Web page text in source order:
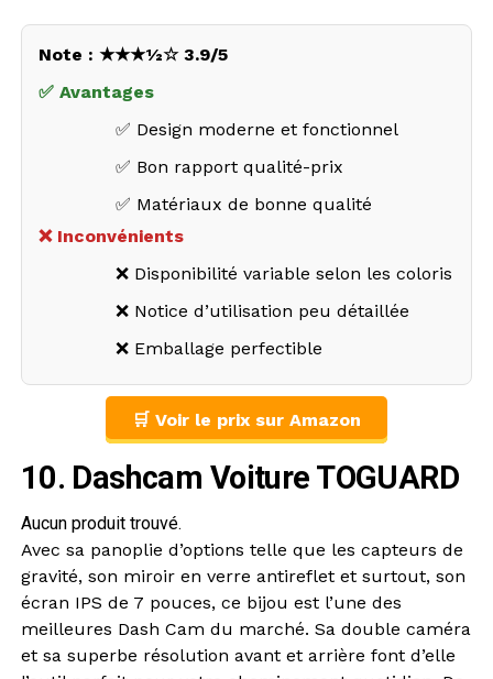
Note : ★★★½☆ 3.9/5
✅ Avantages
✅ Design moderne et fonctionnel
✅ Bon rapport qualité-prix
✅ Matériaux de bonne qualité
❌ Inconvénients
❌ Disponibilité variable selon les coloris
❌ Notice d’utilisation peu détaillée
❌ Emballage perfectible
🛒 Voir le prix sur Amazon
10. Dashcam Voiture TOGUARD
Aucun produit trouvé.
Avec sa panoplie d’options telle que les capteurs de
gravité, son miroir en verre antireflet et surtout, son
écran IPS de 7 pouces, ce bijou est l’une des
meilleures Dash Cam du marché. Sa double caméra
et sa superbe résolution avant et arrière font d’elle